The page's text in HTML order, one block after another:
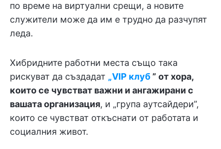
по време на виртуални срещи, а новите
служители може да им е трудно да разчупят
леда.
Хибридните работни места също така
рискуват да създадат „VIP клуб” от хора,
които се чувстват важни и ангажирани с
вашата организация, и „група аутсайдери”,
които се чувстват откъснати от работата и
социалния живот.